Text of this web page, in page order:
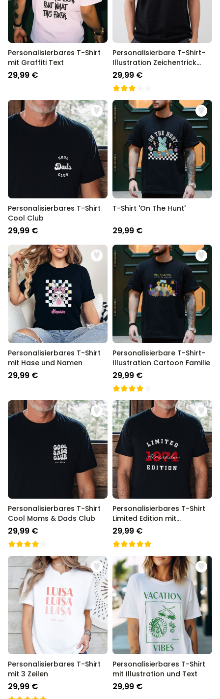
Personalisierbares T-Shirt
mit Graffiti Text
29,99 €
Personalisierbare T-Shirt-
Illustration Zeichentrick
Familie
29,99 €
Personalisierbares T-Shirt
Cool Club
29,99 €
T-Shirt 'On The Hunt'
29,99 €
Personalisierbares T-Shirt
mit Hase und Namen
29,99 €
Personalisierbare T-Shirt-
Illustration Cartoon Familie
29,99 €
Personalisierbares T-Shirt
Cool Moms & Dads Club
29,99 €
Personalisierbares T-Shirt
Limited Edition mit
Jahreszahl
29,99 €
Personalisierbares T-Shirt
mit 3 Zeilen
29,99 €
Personalisierbares T-Shirt
mit Illustration und Text
29,99 €